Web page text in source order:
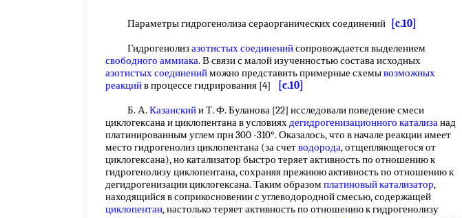
Параметры гидрогенолиза сераорганических соединений
[c.10]
Гидрогенолизазотистых соединенийсопровождается выделением
свободного аммиака. В связи с малой изученностью состава исходных
азотистых соединенийможно представить примерные схемывозможных
реакцийв процессе гидрирования [4]
[c.10]
Б. А.Казанскийи Т. Ф. Буланова [22] исследовали поведение смеси
циклогексана и циклопентана в условияхдегидрогенизационного катализанад
платинированным углем прн 300 -310°. Оказалось, что в начале реакции имеет
место гидрогенолиз циклопентана (за счетводорода, отщепляющегося от
циклогексана), но катализатор быстро теряет активность по отношению к
гидрогенолизу циклопентана, сохраняя прежнюю активность по отношению к
дегидрогенизации циклогексана. Таким образом платиновый катализатор,
находящийся в соприкосновении с углеводородной смесью, содержащей
циклопентан, настолько теряет активность по отношению к гидрогенолизу